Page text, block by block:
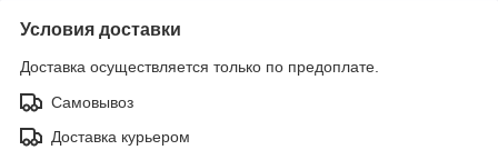
Условия доставки
Доставка осуществляется только по предоплате.
Самовывоз
Доставка курьером